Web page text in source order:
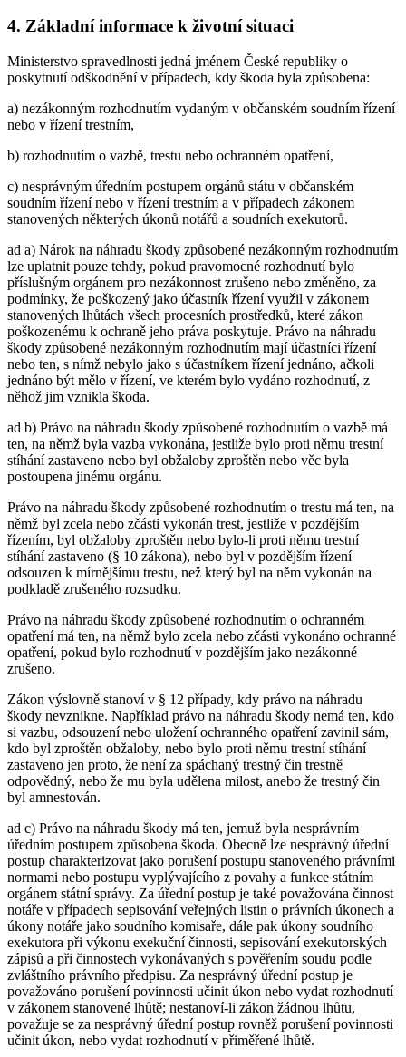
4. Základní informace k životní situaci
Ministerstvo spravedlnosti jedná jménem České republiky o
poskytnutí odškodnění v případech, kdy škoda byla způsobena:
a) nezákonným rozhodnutím vydaným v občanském soudním řízení
nebo v řízení trestním,
b) rozhodnutím o vazbě, trestu nebo ochranném opatření,
c) nesprávným úředním postupem orgánů státu v občanském
soudním řízení nebo v řízení trestním a v případech zákonem
stanovených některých úkonů notářů a soudních exekutorů.
ad a) Nárok na náhradu škody způsobené nezákonným rozhodnutím
lze uplatnit pouze tehdy, pokud pravomocné rozhodnutí bylo
příslušným orgánem pro nezákonnost zrušeno nebo změněno, za
podmínky, že poškozený jako účastník řízení využil v zákonem
stanovených lhůtách všech procesních prostředků, které zákon
poškozenému k ochraně jeho práva poskytuje. Právo na náhradu
škody způsobené nezákonným rozhodnutím mají účastníci řízení
nebo ten, s nímž nebylo jako s účastníkem řízení jednáno, ačkoli
jednáno být mělo v řízení, ve kterém bylo vydáno rozhodnutí, z
něhož jim vznikla škoda.
ad b) Právo na náhradu škody způsobené rozhodnutím o vazbě má
ten, na němž byla vazba vykonána, jestliže bylo proti němu trestní
stíhání zastaveno nebo byl obžaloby zproštěn nebo věc byla
postoupena jinému orgánu.
Právo na náhradu škody způsobené rozhodnutím o trestu má ten, na
němž byl zcela nebo zčásti vykonán trest, jestliže v pozdějším
řízením, byl obžaloby zproštěn nebo bylo-li proti němu trestní
stíhání zastaveno (§ 10 zákona), nebo byl v pozdějším řízení
odsouzen k mírnějšímu trestu, než který byl na něm vykonán na
podkladě zrušeného rozsudku.
Právo na náhradu škody způsobené rozhodnutím o ochranném
opatření má ten, na němž bylo zcela nebo zčásti vykonáno ochranné
opatření, pokud bylo rozhodnutí v pozdějším jako nezákonné
zrušeno.
Zákon výslovně stanoví v § 12 případy, kdy právo na náhradu
škody nevznikne. Například právo na náhradu škody nemá ten, kdo
si vazbu, odsouzení nebo uložení ochranného opatření zavinil sám,
kdo byl zproštěn obžaloby, nebo bylo proti němu trestní stíhání
zastaveno jen proto, že není za spáchaný trestný čin trestně
odpovědný, nebo že mu byla udělena milost, anebo že trestný čin
byl amnestován.
ad c) Právo na náhradu škody má ten, jemuž byla nesprávním
úředním postupem způsobena škoda. Obecně lze nesprávný úřední
postup charakterizovat jako porušení postupu stanoveného právními
normami nebo postupu vyplývajícího z povahy a funkce státním
orgánem státní správy. Za úřední postup je také považována činnost
notáře v případech sepisování veřejných listin o právních úkonech a
úkony notáře jako soudního komisaře, dále pak úkony soudního
exekutora při výkonu exekuční činnosti, sepisování exekutorských
zápisů a při činnostech vykonávaných s pověřením soudu podle
zvláštního právního předpisu. Za nesprávný úřední postup je
považováno porušení povinnosti učinit úkon nebo vydat rozhodnutí
v zákonem stanovené lhůtě; nestanoví-li zákon žádnou lhůtu,
považuje se za nesprávný úřední postup rovněž porušení povinnosti
učinit úkon, nebo vydat rozhodnutí v přiměřené lhůtě.